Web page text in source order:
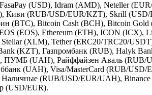
(USD), Idram (AMD), Neteller
Киви (RUB/USD/EUR/KZT), Skrill
(BTC), Bitcoin Cash (BCH), Bitcoin
(EOS), Ethereum (ETH), ICON
(XLM), Tether (ERC20/TRC20/
(KZT), Газпромбанк (RUB), Halyk
(UAH), Райффайзен Аваль (RUB/
(UAH), Visa/MasterCard (RUB/
(RUB/USD/EUR/UAH),
(USD/EUR).